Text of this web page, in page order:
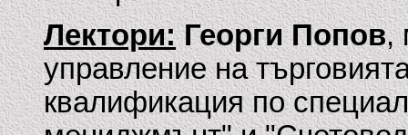
Лектори: Георги Попов,
управление на
квалификация по